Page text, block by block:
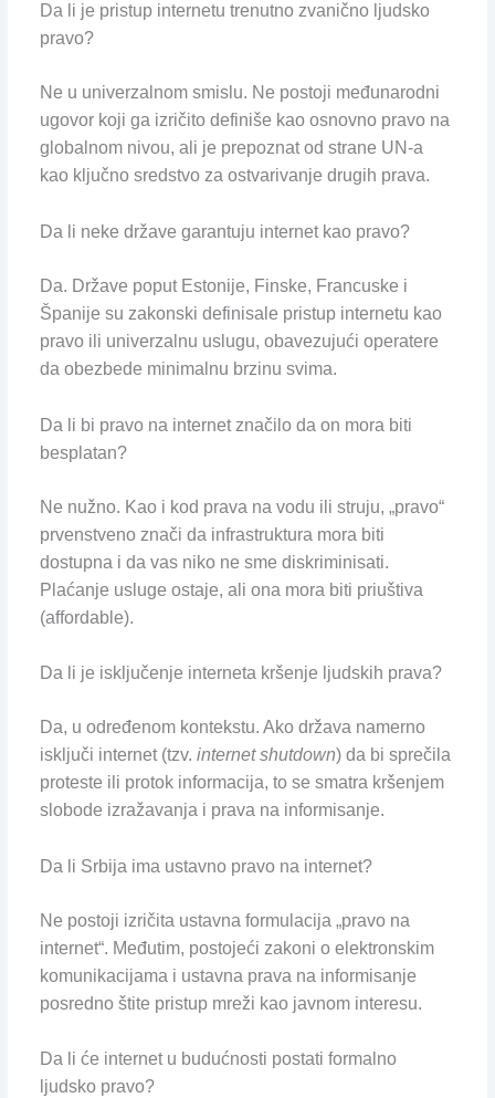
Da li je pristup internetu trenutno zvanično ljudsko
pravo?
Ne u univerzalnom smislu. Ne postoji međunarodni
ugovor koji ga izričito definiše kao osnovno pravo na
globalnom nivou, ali je prepoznat od strane UN-a
kao ključno sredstvo za ostvarivanje drugih prava.
Da li neke države garantuju internet kao pravo?
Da. Države poput Estonije, Finske, Francuske i
Španije su zakonski definisale pristup internetu kao
pravo ili univerzalnu uslugu, obavezujući operatere
da obezbede minimalnu brzinu svima.
Da li bi pravo na internet značilo da on mora biti
besplatan?
Ne nužno. Kao i kod prava na vodu ili struju, „pravo“
prvenstveno znači da infrastruktura mora biti
dostupna i da vas niko ne sme diskriminisati.
Plaćanje usluge ostaje, ali ona mora biti priuštiva
(affordable).
Da li je isključenje interneta kršenje ljudskih prava?
Da, u određenom kontekstu. Ako država namerno
isključi internet (tzv. internet shutdown) da bi sprečila
proteste ili protok informacija, to se smatra kršenjem
slobode izražavanja i prava na informisanje.
Da li Srbija ima ustavno pravo na internet?
Ne postoji izričita ustavna formulacija „pravo na
internet“. Međutim, postojeći zakoni o elektronskim
komunikacijama i ustavna prava na informisanje
posredno štite pristup mreži kao javnom interesu.
Da li će internet u budućnosti postati formalno
ljudsko pravo?